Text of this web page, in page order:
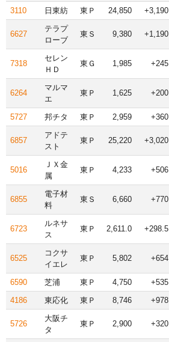
3110 日東紡 東Ｐ 24,850 +3,190
6627
テラプ
ローブ
東Ｓ 9,380 +1,190
7318
セレン
ＨＤ
東Ｇ 1,985 +245
6264
マルマ
エ
東Ｐ 1,625 +200
5727 邦チタ 東Ｐ 2,959 +360
6857
アドテ
スト
東Ｐ 25,220 +3,020
5016
ＪＸ金
属
東Ｐ 4,233 +506
6855
電子材
料
東Ｓ 6,660 +770
6723
ルネサ
ス
東Ｐ 2,611.0 +298.5
6525
コクサ
イエレ
東Ｐ 5,802 +654
6590 芝浦 東Ｐ 4,750 +535
4186
東応化 東Ｐ 8,746 +978
5726
大阪チ
タ
東Ｐ 2,900 +320